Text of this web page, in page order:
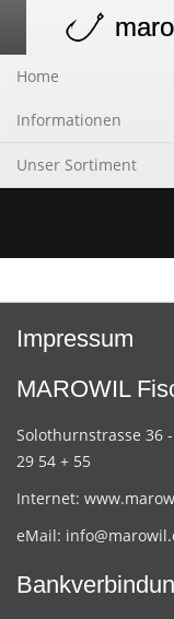
navigation
Home
Informationen
Unser Sortiment
Impressum
MAROWIL
Solothurnstrasse 36
29 54 + 55
Internet:
eMail: